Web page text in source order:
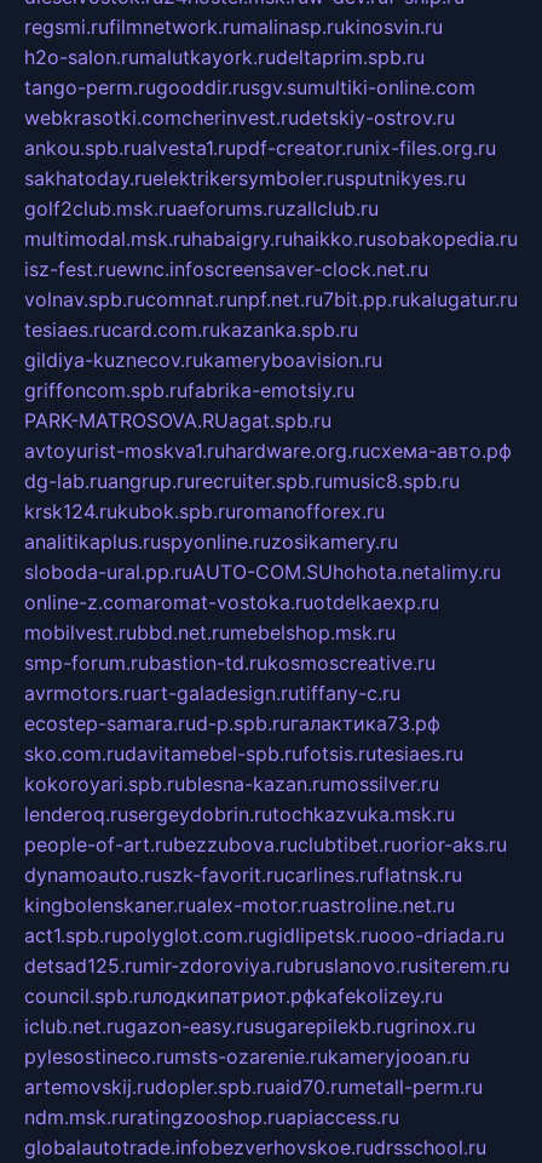
regsmi.rufilmnetwork.rumalinasp.rukinosvin.ru
h2o-salon.rumalutkayork.rudeltaprim.spb.ru
tango-perm.rugooddir.rusgv.sumultiki-online.com
webkrasotki.comcherinvest.rudetskiy-ostrov.ru
ankou.spb.rualvesta1.rupdf-creator.runix-files.org.ru
sakhatoday.ruelektrikersymboler.rusputnikyes.ru
golf2club.msk.ruaeforums.ruzallclub.ru
multimodal.msk.ruhabaigry.ruhaikko.rusobakopedia.ru
isz-fest.ruewnc.infoscreensaver-clock.net.ru
volnav.spb.rucomnat.runpf.net.ru7bit.pp.rukalugatur.ru
tesiaes.rucard.com.rukazanka.spb.ru
gildiya-kuznecov.rukameryboavision.ru
griffoncom.spb.rufabrika-emotsiy.ru
PARK-MATROSOVA.RUagat.spb.ru
avtoyurist-moskva1.ruhardware.org.ruсхема-авто.рф
dg-lab.ruangrup.rurecruiter.spb.rumusic8.spb.ru
krsk124.rukubok.spb.ruromanofforex.ru
analitikaplus.ruspyonline.ruzosikamery.ru
sloboda-ural.pp.ruAUTO-COM.SUhohota.netalimy.ru
online-z.comaromat-vostoka.ruotdelkaexp.ru
mobilvest.rubbd.net.rumebelshop.msk.ru
smp-forum.rubastion-td.rukosmoscreative.ru
avrmotors.ruart-galadesign.rutiffany-c.ru
ecostep-samara.rud-p.spb.ruгалактика73.рф
sko.com.rudavitamebel-spb.rufotsis.rutesiaes.ru
kokoroyari.spb.rublesna-kazan.rumossilver.ru
lenderoq.rusergeydobrin.rutochkazvuka.msk.ru
people-of-art.rubezzubova.ruclubtibet.ruorior-aks.ru
dynamoauto.ruszk-favorit.rucarlines.ruflatnsk.ru
kingbolenskaner.rualex-motor.ruastroline.net.ru
act1.spb.rupolyglot.com.rugidlipetsk.ruooo-driada.ru
detsad125.rumir-zdoroviya.rubruslanovo.rusiterem.ru
council.spb.ruлодкипатриот.рфkafekolizey.ru
iclub.net.rugazon-easy.rusugarepilekb.rugrinox.ru
pylesostineco.rumsts-ozarenie.rukameryjooan.ru
artemovskij.rudopler.spb.ruaid70.rumetall-perm.ru
ndm.msk.ruratingzooshop.ruapiaccess.ru
globalautotrade.infobezverhovskoe.rudrsschool.ru